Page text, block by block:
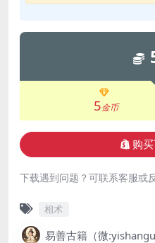
5金币
购
下载遇到问题？可联系客服或
相术
易善古籍（微